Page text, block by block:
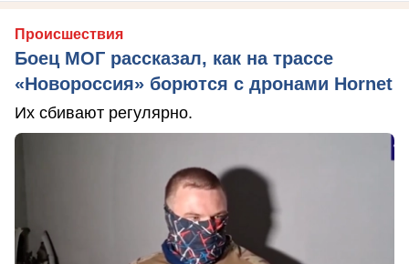
Происшествия
Боец МОГ рассказал, как на трассе
«Новороссия» борются с дронами Hornet
Их сбивают регулярно.